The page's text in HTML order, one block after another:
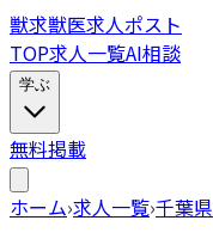
獣求獣医求人ポスト
TOP求人一覧AI相談
学ぶ
無料掲載
ホーム›求人一覧›千葉県